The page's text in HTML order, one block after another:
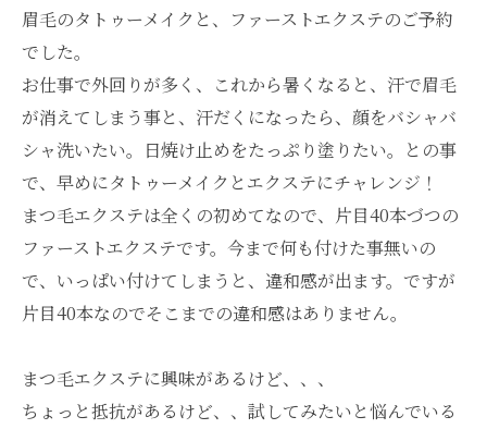
眉毛のタトゥーメイクと、ファーストエクステのご予約
でした。
お仕事で外回りが多く、これから暑くなると、汗で眉毛
が消えてしまう事と、汗だくになったら、顔をバシャバ
シャ洗いたい。日焼け止めをたっぷり塗りたい。との事
で、早めにタトゥーメイクとエクステにチャレンジ！
まつ毛エクステは全くの初めてなので、片目40本づつの
ファーストエクステです。今まで何も付けた事無いの
で、いっぱい付けてしまうと、違和感が出ます。ですが
片目40本なのでそこまでの違和感はありません。
まつ毛エクステに興味があるけど、、、
ちょっと抵抗があるけど、、試してみたいと悩んでいる